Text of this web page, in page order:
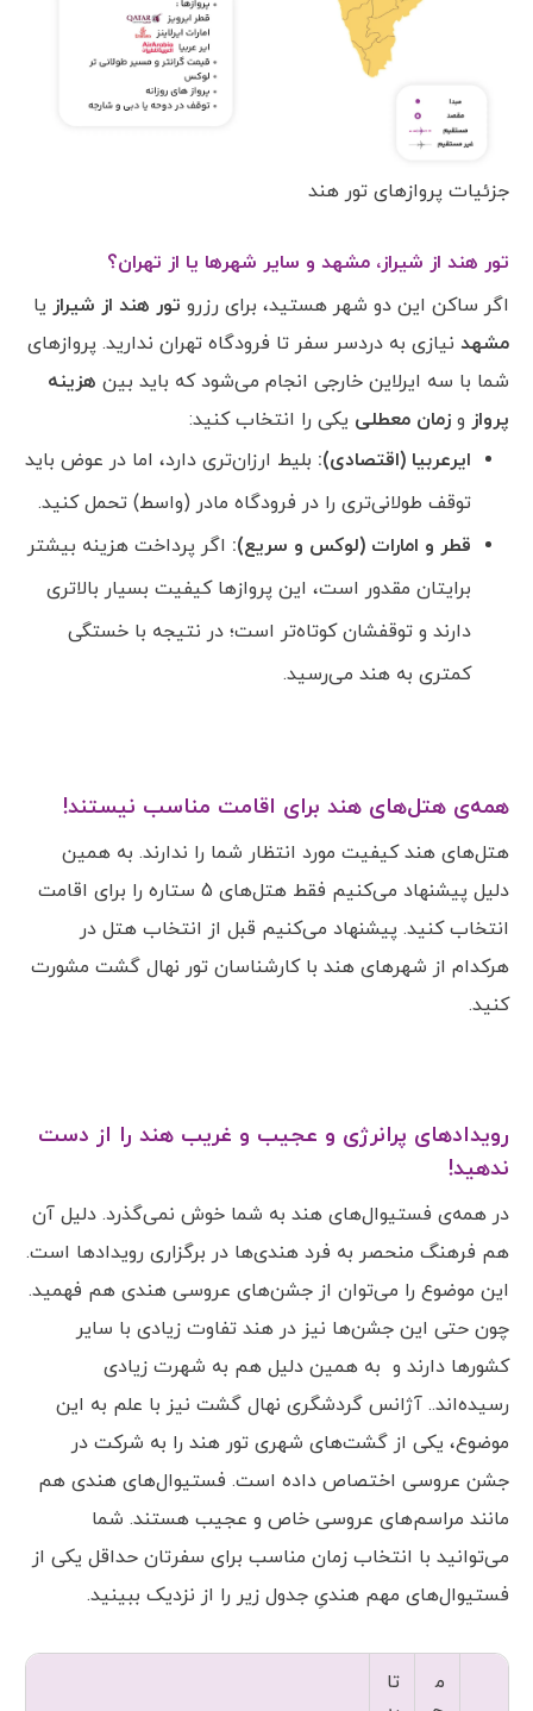
جزئیات پروازهای تور هند
تور هند از شیراز، مشهد و سایر شهرها یا از تهران؟
اگر ساکن این دو شهر هستید، برای رزرو تور هند از شیراز یا
مشهد نیازی به دردسر سفر تا فرودگاه تهران ندارید. پروازهای
شما با سه ایرلاین خارجی انجام می‌شود که باید بین هزینه
پرواز و زمان معطلی یکی را انتخاب کنید:
ایرعربیا (اقتصادی): بلیط ارزان‌تری دارد، اما در عوض باید
توقف طولانی‌تری را در فرودگاه مادر (واسط) تحمل کنید.
قطر و امارات (لوکس و سریع): اگر پرداخت هزینه بیشتر
برایتان مقدور است، این پروازها کیفیت بسیار بالاتری
دارند و توقفشان کوتاه‌تر است؛ در نتیجه با خستگی
کمتری به هند می‌رسید.
همه‌ی هتل‌های هند برای اقامت مناسب نیستند!
هتل‌های هند کیفیت مورد انتظار شما را ندارند. به همین
دلیل پیشنهاد می‌کنیم فقط هتل‌های 5 ستاره را برای اقامت
انتخاب کنید. پیشنهاد می‌کنیم قبل از انتخاب هتل در
هرکدام از شهرهای هند با کارشناسان تور نهال گشت مشورت
کنید.
رویدادهای پرانرژی و عجیب و غریب هند را از دست
ندهید!
در همه‌ی فستیوال‌های هند به شما خوش نمی‌گذرد. دلیل آن
هم فرهنگ منحصر به فرد هندی‌ها در برگزاری رویدادها است.
این موضوع را می‌توان از جشن‌های عروسی هندی هم فهمید.
چون حتی این جشن‌ها نیز در هند تفاوت زیادی با سایر
کشورها دارند و به همین دلیل هم به شهرت زیادی
رسیده‌اند.. آژانس گردشگری نهال گشت نیز با علم به این
موضوع، یکی از گشت‌های شهری تور هند را به شرکت در
جشن عروسی اختصاص داده است. فستیوال‌های هندی هم
مانند مراسم‌های عروسی خاص و عجیب هستند. شما
می‌توانید با انتخاب زمان مناسب برای سفرتان حداقل یکی از
فستیوال‌های مهم هندیِ جدول زیر را از نزدیک ببینید.
م
تا